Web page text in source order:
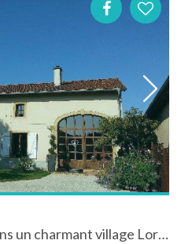
Le Clos du Vendangeur dans un charmant village Lorrain à 8mn de Metz